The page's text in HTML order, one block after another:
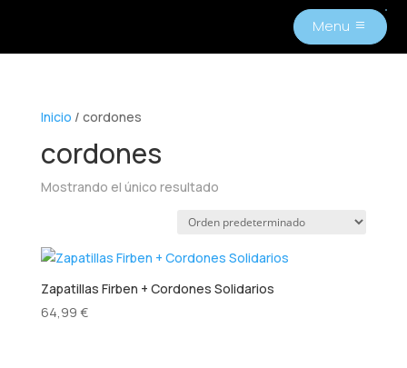
Menu
M
Inicio / cordones
cordones
Mostrando el único resultado
Zapatillas Firben + Cordones Solidarios
64,99 €